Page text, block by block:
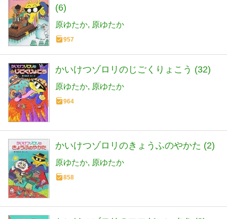
(6)
原ゆたか 原ゆたか
957
かいけつゾロリのじごくりょこう (32)
原ゆたか 原ゆたか
964
かいけつゾロリのきょうふのやかた (2)
原ゆたか 原ゆたか
858